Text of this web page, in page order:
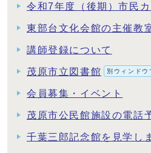
令和7年度（後期）市民
東部台文化会館の主催教
講師登録について
茂原市立図書館 別ウィンドウ
会員募集・イベント
茂原市公民館施設の電話
千葉三郎記念館を見学し